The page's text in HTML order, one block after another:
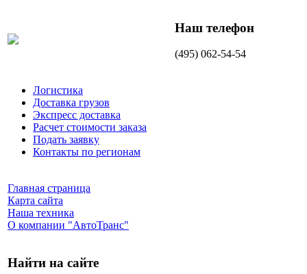
Наш телефон
(495) 062-54-54
Логистика
Доставка грузов
Экспресс доставка
Расчет стоимости заказа
Подать заявку
Контакты по регионам
Главная страница
Карта сайта
Наша техника
О компании "АвтоТранс"
Найти на сайте